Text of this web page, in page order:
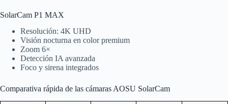
SolarCam P1 MAX
Resolución: 4K UHD
Visión nocturna en color premium
Zoom 6×
Detección IA avanzada
Foco y sirena integrados
Comparativa rápida de las cámaras AOSU SolarCam